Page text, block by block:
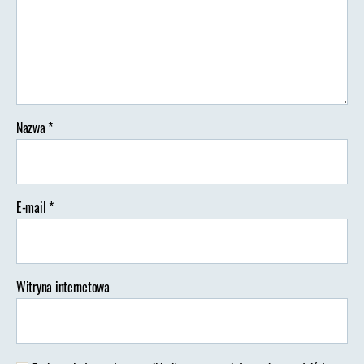
Nazwa*
E-mail*
Witryna internetowa